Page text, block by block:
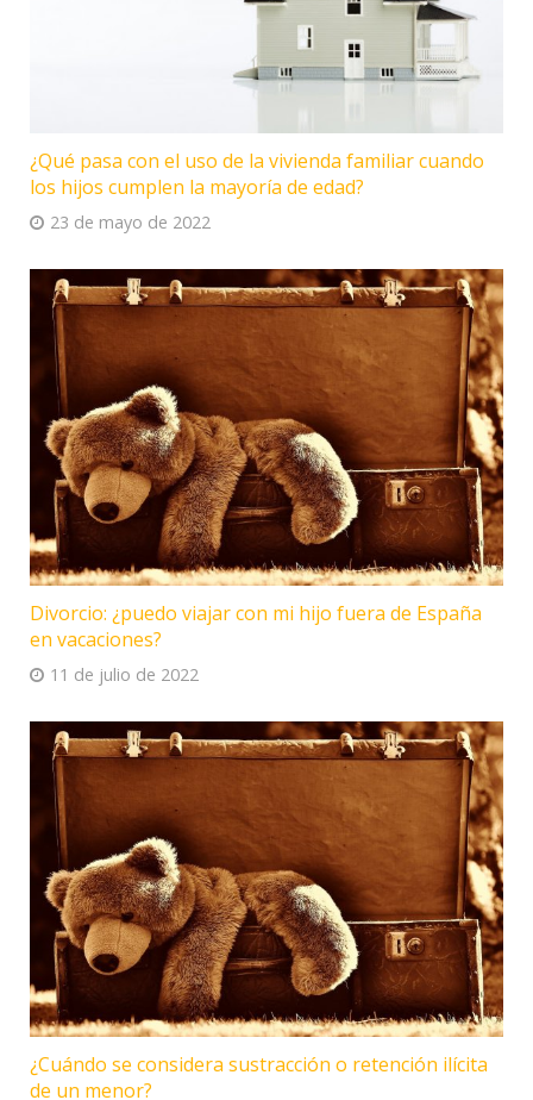
¿Qué pasa con el uso de la vivienda familiar cuando
los hijos cumplen la mayoría de edad?
23 de mayo de 2022
Divorcio: ¿puedo viajar con mi hijo fuera de España
en vacaciones?
11 de julio de 2022
¿Cuándo se considera sustracción o retención ilícita
de un menor?